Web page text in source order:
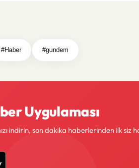
#Haber #gundem
Uygulaması
indirin, son dakika haberlerinden ilk siz